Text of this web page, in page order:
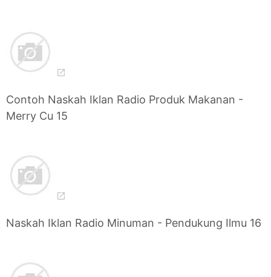
Contoh Naskah Iklan Radio Produk Makanan -
Merry Cu 15
Naskah Iklan Radio Minuman - Pendukung Ilmu 16